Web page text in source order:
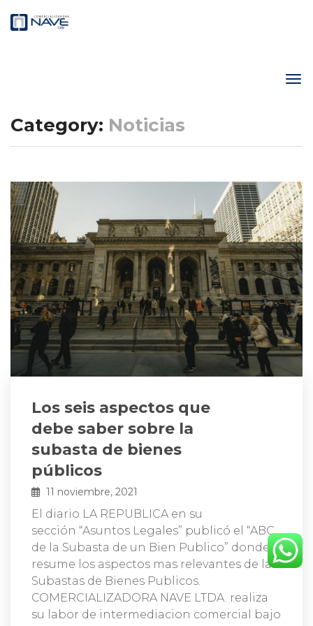
Category: Noticias
Los seis aspectos que
debe saber sobre la
subasta de bienes
públicos
11 noviembre, 2021
El diario LA REPUBLICA en su
sección “Asuntos Legales” publicó el “ABC
de la Subasta de un Bien Publico” donde
resume los aspectos mas relevantes de las
Subastas de Bienes Publicos.
COMERCIALIZADORA NAVE LTDA. realiza
su labor de intermediacion comercial bajo